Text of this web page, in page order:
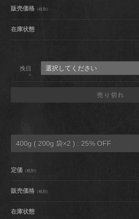
販売価格 （税別）
在庫状態
挽目
売り切れ
400g ( 200g 袋×2 ) : 25% OFF
定価 （税別）
販売価格（税別）
在庫状態